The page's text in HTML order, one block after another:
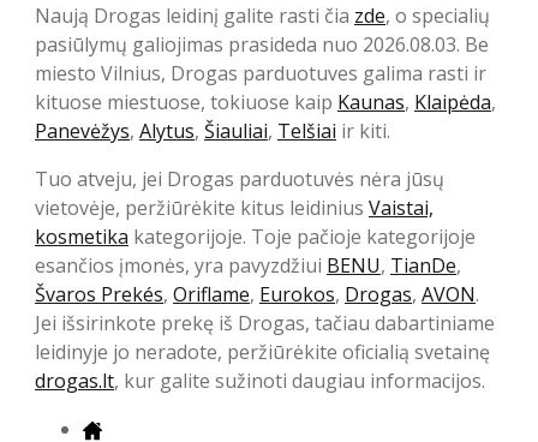
Naują Drogas leidinį galite rasti čia zde, o specialių
pasiūlymų galiojimas prasideda nuo 2026.08.03. Be
miesto Vilnius, Drogas parduotuves galima rasti ir
kituose miestuose, tokiuose kaip Kaunas, Klaipėda,
Panevėžys, Alytus, Šiauliai, Telšiai ir kiti.
Tuo atveju, jei Drogas parduotuvės nėra jūsų
vietovėje, peržiūrėkite kitus leidinius Vaistai,
kosmetika kategorijoje. Toje pačioje kategorijoje
esančios įmonės, yra pavyzdžiui BENU, TianDe,
Švaros Prekés, Oriflame, Eurokos, Drogas, AVON.
Jei išsirinkote prekę iš Drogas, tačiau dabartiniame
leidinyje jo neradote, peržiūrėkite oficialią svetainę
drogas.lt, kur galite sužinoti daugiau informacijos.